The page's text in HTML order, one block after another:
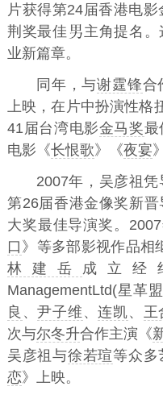
片获得第24届香港电
荆奖最佳
主角提名
业新篇章。
同年，与谢霆锋合
上映，在片中扮演性格
41届台湾电影金马奖最
电影《长恨歌》《夜宴
2007年，吴彦祖凭
第26届香港金像奖新
大奖最佳导演奖。
口 》等多部影视作品相
林建岳
成立经
ManagementLtd(星革
良 、尹子维 、连凯、 王
次与尔冬升合作主演《
吴彦祖与徐若瑄等众多
恋》上映。